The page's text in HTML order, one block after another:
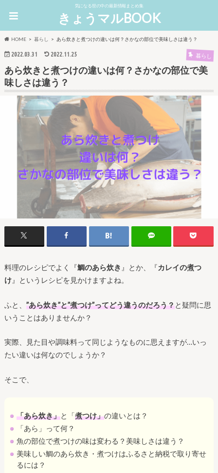
気になる世の中の最新情報まとめ集
きょうマルBOOK
HOME 暮らし あら炊きと煮つけの違いは何？さかなの部位で美味しさは違う？
2022.03.31 2022.11.25 暮らし
あら炊きと煮つけの違いは何？さかなの部位で美
味しさは違う？
料理のレシピでよく『鯛のあら炊き 』とか、『カレイの煮つ
け』というレシピを見かけますよね。
ふと、 ”あら炊き”と”煮つけ”ってどう違うのだろう？と疑問に思
いうことはありませんか？
実際、見た目や調味料って同じようなものに思えますが…いっ
たい違いは何なのでしょうか？
そこで、
「あら炊き」と「煮つけ」の違いとは？
「あら」って何？
魚の部位で煮つけの味は変わる？美味しさは違う？
美味しい鯛のあら炊き・煮つけはふるさと納税で取り寄せ
るには？